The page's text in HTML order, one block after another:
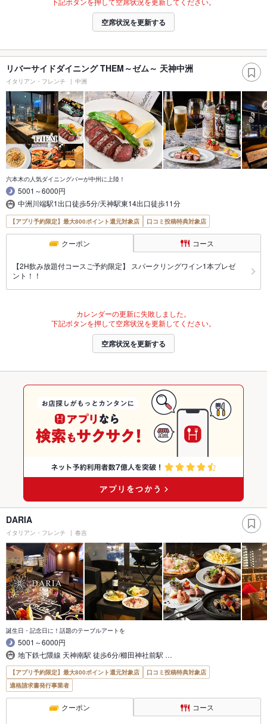
空席状況を更新する
リバーサイドダイニング THEM～ゼム～ 天神中洲
イタリアン・フレンチ 中洲
六本木の人気ダイニングバーが中州に上陸！
5001～6000円
中洲川端駅1出口徒歩5分/天神駅東14出口徒歩11分
【アプリ予約限定】最大800ポイント還元対象店 口コミ投稿特典対象店
クーポン コース
【2H飲み放題付コースご予約限定】 スパークリングワイン1本プレゼ
ント！！
カレンダーの更新に失敗しました。
下記ボタンを押して空席状況を更新してください。
空席状況を更新する
DARIA
イタリアン・フレンチ 春吉
誕生日・記念日に！話題のテーブルアートを
5001～6000円
地下鉄七隈線 天神南駅 徒歩6分/櫛田神社前駅 …
【アプリ予約限定】最大800ポイント還元対象店
口コミ投稿特典対象店
適格請求書発行事業者
クーポン コース